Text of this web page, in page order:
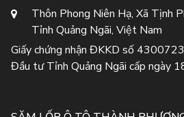
Thôn Phong Niên Hạ, Xã Tịnh
Tỉnh Quảng Ngãi, Việt Nam
Giấy chứng nhận ĐKKD số
Đầu tư Tỉnh Quảng Ngãi cấp ngày